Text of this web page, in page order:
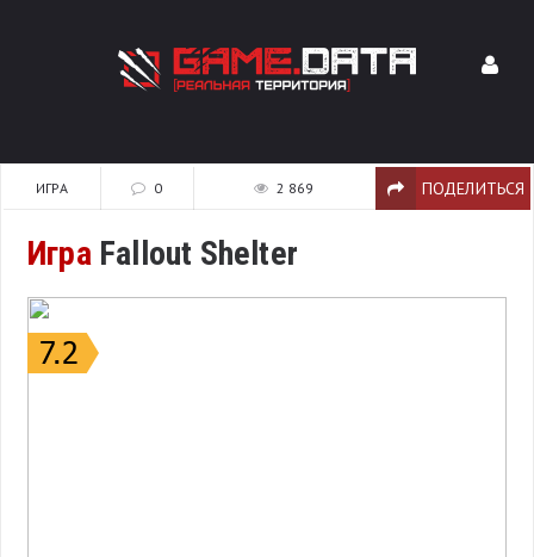
ИГРА 0 2 869 ПОДЕЛИТЬСЯ
ИграFallout Shelter